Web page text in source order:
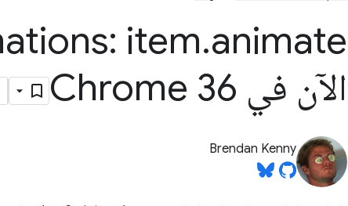
item.animate(
الآن في Chrome 36
Brendan Kenny